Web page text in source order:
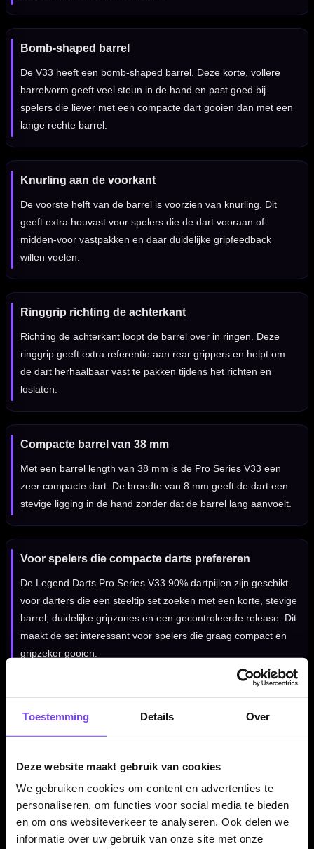
Toestemming Details Over
Deze website maakt gebruik van cookies
We gebruiken cookies om content en advertenties te
personaliseren, om functies voor social media te bieden
en om ons websiteverkeer te analyseren. Ook delen we
informatie over uw gebruik van onze site met onze
Bomb-shaped barrel
De V33 heeft een bomb-shaped barrel. Deze korte, vollere
barrelvorm geeft veel steun in de hand en past goed bij
spelers die liever met een compacte dart gooien dan met een
lange rechte barrel.
Knurling aan de voorkant
De voorste helft van de barrel is voorzien van knurling. Dit
geeft extra houvast voor spelers die de dart vooraan of
midden-voor vastpakken en daar duidelijke gripfeedback
willen voelen.
Ringgrip richting de achterkant
Richting de achterkant loopt de barrel over in ringen. Deze
ringgrip geeft extra referentie aan rear grippers en helpt om
de dart herhaalbaar vast te pakken tijdens het richten en
loslaten.
Compacte barrel van 38 mm
Met een barrel length van 38 mm is de Pro Series V33 een
zeer compacte dart. De breedte van 8 mm geeft de dart een
stevige ligging in de hand zonder dat de barrel lang aanvoelt.
Voor spelers die compacte darts prefereren
De Legend Darts Pro Series V33 90% dartpijlen zijn geschikt
voor darters die een steeltip set zoeken met een korte, stevige
barrel, duidelijke gripzones en een gecontroleerde release. Dit
maakt de set interessant voor spelers die graag compact en
gripzeker gooien.
kunt spelen en jouw setup later verder kunt afstemmen op je
eigen voorkeur.
Verkrijgbaar in 23 en 25 gram